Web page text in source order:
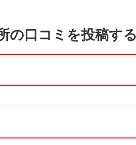
の口コミを投稿す